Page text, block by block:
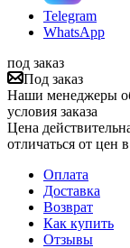
Telegram
WhatsApp
под заказ
Под заказ
Наши менеджеры
условия заказа
Цена
отличаться от цен
Оплата
Доставка
Возврат
Как купить
Отзывы